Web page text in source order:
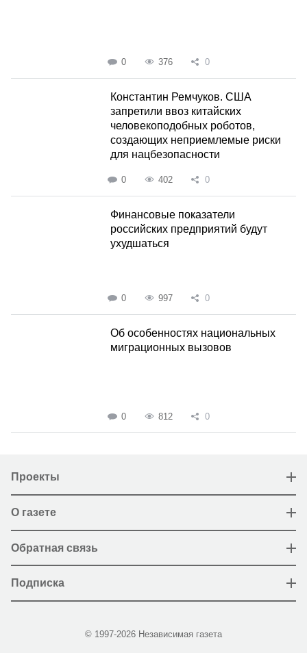
0 376 0
Константин Ремчуков. США
запретили ввоз китайских
человекоподобных роботов,
создающих неприемлемые риски
для нацбезопасности
0 402 0
Финансовые показатели
российских предприятий будут
ухудшаться
0 997 0
Об особенностях национальных
миграционных вызовов
0 812 0
Проекты
О газете
Обратная связь
Подписка
© 1997-2026 Независимая газета